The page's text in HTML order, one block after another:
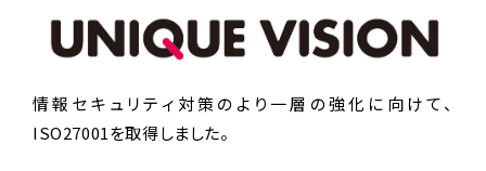
情報セキュリティ対策のより一層の強化に向けて、
ISO27001を取得しました。